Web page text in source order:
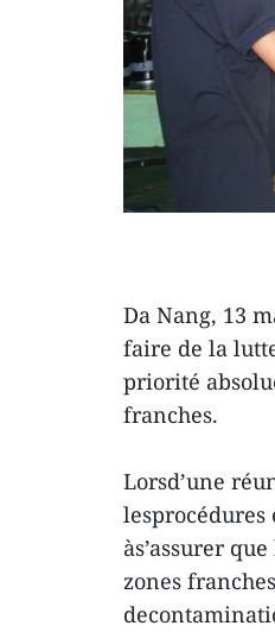
Da Nang, 13
faire de la
priorité
franches.
Lorsd’une
às’assurer
zones